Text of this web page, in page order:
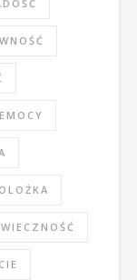
WIECZNOŚĆ